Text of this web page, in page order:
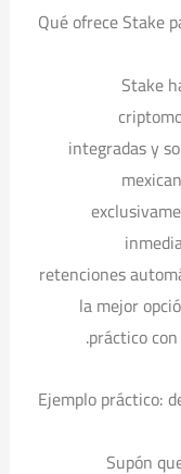
Qué ofrece Stake
Stake
integradas y
retenciones
la mejor
práctico
Ejemplo práctico:
Supón